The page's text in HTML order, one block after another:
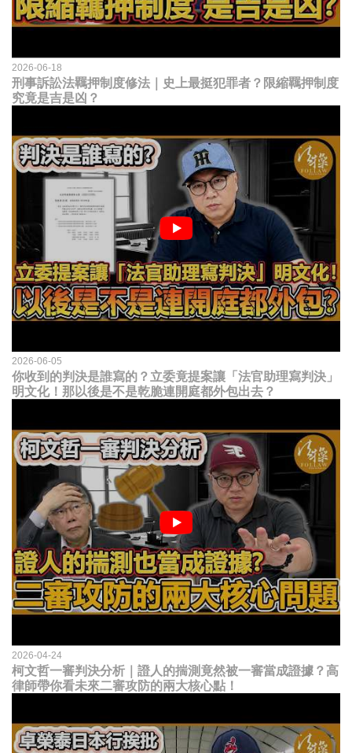
2026-06-18
刑事訴訟法羈押制度修法｜史上最挺犯罪者？限縮羈押制度
究竟是吉是凶？
2026-06-05
你收到的判決是誰寫的？立委竟提案讓「法官助理寫判決」
明文化！那以後是不是乾脆連開庭都外包出去？
2026-04-24
柯文哲一審判決分析｜證人的揣測竟然被一審當成證據？高
律師帶你看未來二審攻防的兩大核心點！